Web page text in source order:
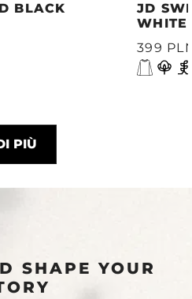
BLACK
JD
WHITE
399
PIÙ
SHAPE YOUR